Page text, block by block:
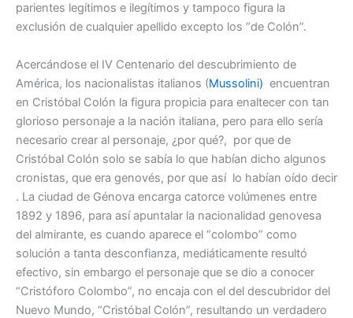
parientes legítimos e ilegítimos y tampoco figura la
exclusión de cualquier apellido excepto los “de Colón”.
Acercándose el IV Centenario del descubrimiento de
América, los nacionalistas italianos (Mussolini) encuentran
en Cristóbal Colón la figura propicia para enaltecer con tan
glorioso personaje a la nación italiana, pero para ello sería
necesario crear al personaje, ¿por qué?, por que de
Cristóbal Colón solo se sabía lo que habían dicho algunos
cronistas, que era genovés, por que así lo habían oído decir
. La ciudad de Génova encarga catorce volúmenes entre
1892 y 1896, para así apuntalar la nacionalidad genovesa
del almirante, es cuando aparece el “colombo” como
solución a tanta desconfianza, mediáticamente resultó
efectivo, sin embargo el personaje que se dio a conocer
“Cristóforo Colombo”, no encaja con el del descubridor del
Nuevo Mundo, “Cristóbal Colón”, resultando un verdadero